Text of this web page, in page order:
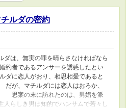
チルダの密約
は、無実の罪を晴らさなければなら
者であるアンサーを誘惑したとい
に恋人がおり、相思相愛であると
が、マチルダには恋人はおろか、
思案の末に訪れたのは、男娼を派
人らしき男は知的でハンサムで若々し